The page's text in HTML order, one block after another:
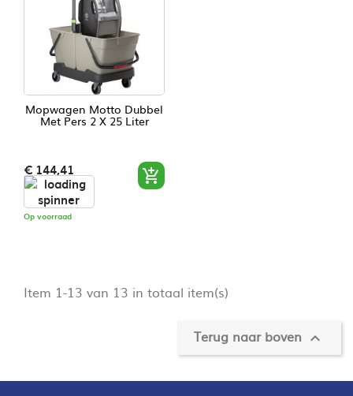
Mopwagen Motto Dubbel
Met Pers 2 X 25 Liter
€ 144,41
Op voorraad

Item 1-13 van 13 in totaal item(s)
Terug naar boven 